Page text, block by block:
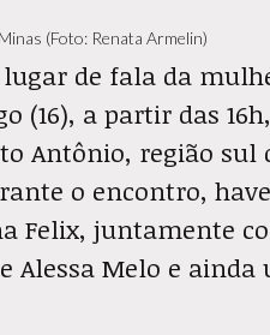
(Foto: Renata Armelin)
de fala da
(16), a partir das
Antônio, região sul
o encontro,
Felix, juntamente
Alessa Melo e